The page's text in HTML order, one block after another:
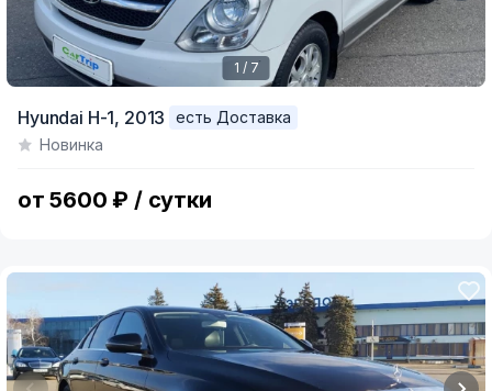
of
1 / 7
Hyundai H-1, 2013
есть Доставка
Новинка
от 5600 ₽ / сутки